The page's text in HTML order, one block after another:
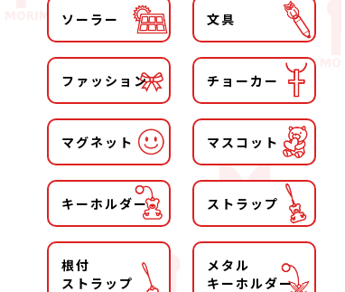
ソーラー 文具
ファッション チョーカー
マグネット マスコット
キーホルダー ストラップ
根付
ストラップ
メタル
キーホルダー